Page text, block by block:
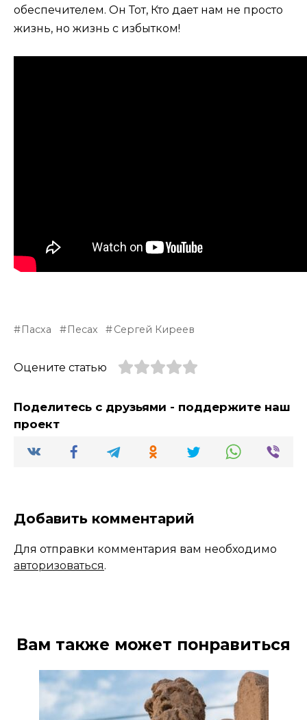
обеспечителем. Он Тот, Кто дает нам не просто
жизнь, но жизнь с избытком!
Пасха Песах Сергей Киреев
Оцените статью
Поделитесь с друзьями - поддержите наш
проект
Добавить комментарий
Для отправки комментария вам необходимо
авторизоваться.
Вам также может понравиться